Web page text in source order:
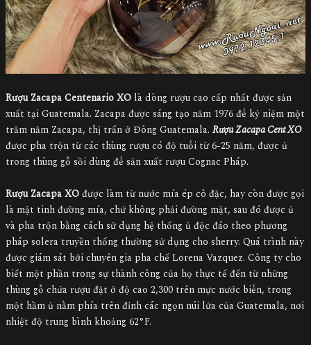
Rượu Zacapa Centenario XO là dòng rượu cao cấp nhất được sản
xuất tại Guatemala. Zacapa được sáng tạo năm 1976 để kỷ niệm một
trăm năm Zacapa, thị trấn ở Đông Guatemala. Rượu Zacapa Cent XO
được pha trộn từ các thùng rượu có độ tuổi từ 6-25 năm, được ủ
trong thùng gỗ sồi dùng để sản xuất rượu Cognac Pháp.
Rượu Zacapa XOđược làm từ nước mía ép cô đặc, hay còn được gọi
là mật tinh đường mía, chứ không phải đường mật, sau đó được ủ
và pha trộn bằng cách sử dụng hệ thống ủ độc đáo theo phương
pháp solera truyền thống thường sử dụng cho sherry. Quá trình này
được giám sát bởi chuyên gia pha chế Lorena Vazquez. Công ty cho
biết một phần trong sự thành công của họ thực tế đến từ những
thùng gỗ chứa rượu đặt ở độ cao 2,300 trên mực nước biển, trong
một hầm ủ nằm phía trên đỉnh các ngọn núi lửa của Guatemala, nơi
nhiệt độ trung bình khoảng 62°F.